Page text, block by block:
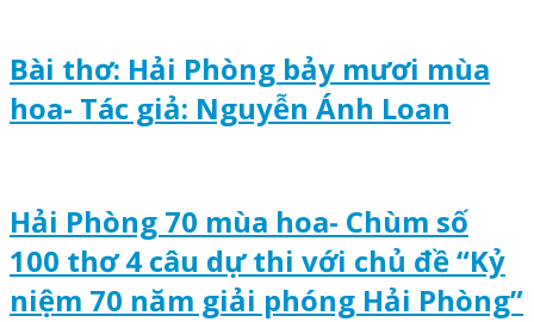
Bài thơ: Hải Phòng bảy mươi mùa
hoa- Tác giả: Nguyễn Ánh Loan
Hải Phòng 70 mùa hoa- Chùm số
100 thơ 4 câu dự thi với chủ đề “Kỷ
niệm 70 năm giải phóng Hải Phòng”